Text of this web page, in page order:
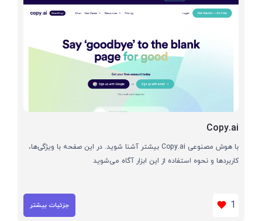
Copy.ai
با هوش مصنوعی Copy.ai بیشتر آشنا شوید. در این صفحه با ویژگی‌ها،
کاربردها و نحوه استفاده از این ابزار آگاه می‌شوید
1 جزئیات بیشتر